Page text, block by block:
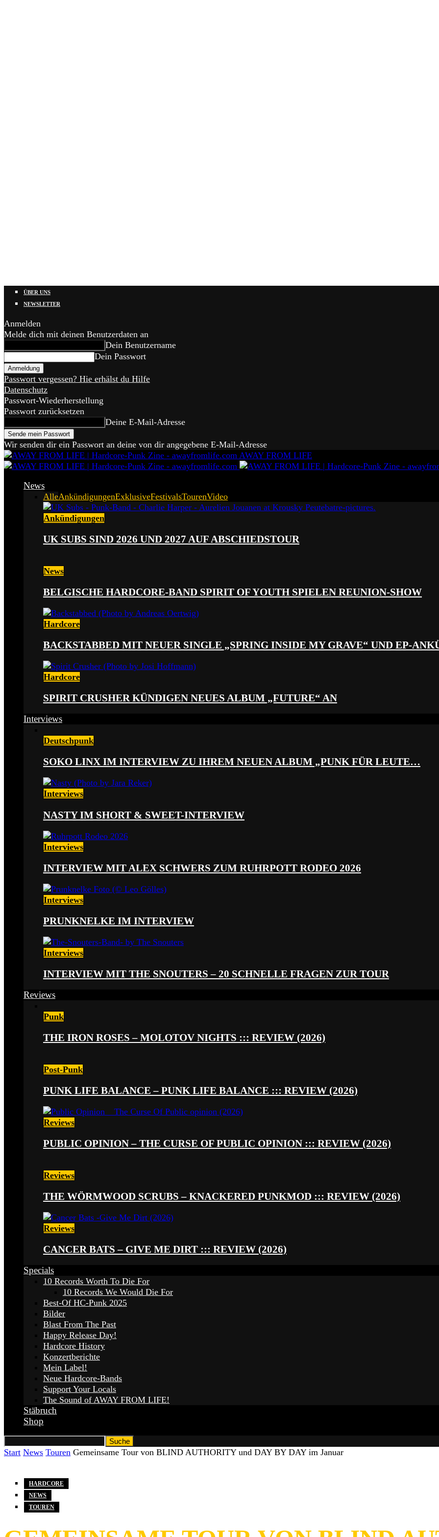
ÜBER UNS
NEWSLETTER
Anmelden
Melde dich mit deinen Benutzerdaten an
Dein Benutzername
Dein Passwort
Passwort vergessen? Hie erhälst du Hilfe
Datenschutz
Passwort-Wiederherstellung
Passwort zurücksetzen
Deine E-Mail-Adresse
Wir senden dir ein Passwort an deine von dir angegebene E-Mail-Adresse
AWAY FROM LIFE
News
AlleAnkündigungenExklusiveFestivalsTourenVideo
Ankündigungen
UK SUBS SIND 2026 UND 2027 AUF ABSCHIEDSTOUR
News
BELGISCHE HARDCORE-BAND SPIRIT OF YOUTH SPIELEN REUNION-SHOW
Hardcore
BACKSTABBED MIT NEUER SINGLE „SPRING INSIDE MY GRAVE“ UND EP-
Hardcore
SPIRIT CRUSHER KÜNDIGEN NEUES ALBUM „FUTURE“ AN
Interviews
Deutschpunk
SOKO LINX IM INTERVIEW ZU IHREM NEUEN ALBUM „PUNK FÜR LEUTE…
Interviews
NASTY IM SHORT & SWEET-INTERVIEW
Interviews
INTERVIEW MIT ALEX SCHWERS ZUM RUHRPOTT RODEO 2026
Interviews
PRUNKNELKE IM INTERVIEW
Interviews
INTERVIEW MIT THE SNOUTERS – 20 SCHNELLE FRAGEN ZUR TOUR
Reviews
Punk
THE IRON ROSES – MOLOTOV NIGHTS ::: REVIEW (2026)
Post-Punk
PUNK LIFE BALANCE – PUNK LIFE BALANCE ::: REVIEW (2026)
Reviews
PUBLIC OPINION – THE CURSE OF PUBLIC OPINION ::: REVIEW (2026)
Reviews
THE WÖRMWOOD SCRUBS – KNACKERED PUNKMOD ::: REVIEW (2026)
Reviews
CANCER BATS – GIVE ME DIRT ::: REVIEW (2026)
Specials
10 Records Worth To Die For
10 Records We Would Die For
Best-Of HC-Punk 2025
Bilder
Blast From The Past
Happy Release Day!
Hardcore History
Konzertberichte
Mein Label!
Neue Hardcore-Bands
Support Your Locals
The Sound of AWAY FROM LIFE!
Stäbruch
Shop
Start News Touren Gemeinsame Tour von BLIND AUTHORITY und DAY BY DAY im Januar
HARDCORE
NEWS
TOUREN